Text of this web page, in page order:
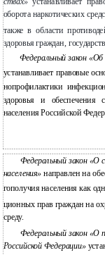
ствах» устанавливает
оборота наркотических
также в области
здоровья граждан,
Федеральный закон
устанавливает правовые
нопрофилактики
здоровья и обеспечения
населения Российской
Федеральный закон «О
населения»направлен на
гополучия населения как
ционных прав граждан на
среду.
Федеральный закон «О
Российской Федерации»